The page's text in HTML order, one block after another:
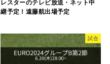
レスターのテレビ放送・ネット中
継予定！遠藤航出場予定
試合